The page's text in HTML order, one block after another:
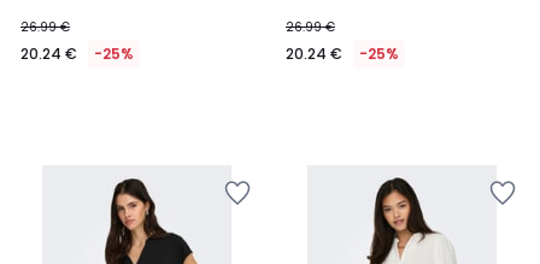
26.99 €
20.24 € -25%
26.99 €
20.24 € -25%